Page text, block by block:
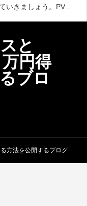
いきましょう。PVが
のせいにするのは簡単です
と
円得
ブロ
方法を公開するブログ